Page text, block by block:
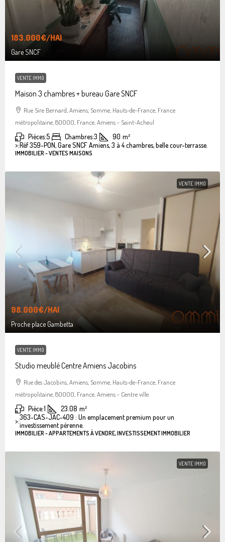
183.000€/HAI
Gare SNCF
VENTE IMMO
Maison 3 chambres + bureau Gare SNCF
Rue Sire Bernard, Amiens, Somme, Hauts-de-France, France
métropolitaine, 80000, France, Amiens - Saint-Acheul
Pièces:5 Chambres:3 90 m²
>:Réf 359-PON, Gare SNCF Amiens, 3 à 4 chambres, belle cour-terrasse.
IMMOBILIER - VENTES MAISONS
VENTE IMMO
98.000€/HAI
Proche place Gambetta
VENTE IMMO
Studio meublé Centre Amiens Jacobins
Rue des Jacobins, Amiens, Somme, Hauts-de-France, France
métropolitaine, 80000, France, Amiens - Centre ville
Pièce:1 23.08 m²
>:363-CAS-JAC-409 : Un emplacement premium pour un
investissement pérenne.
IMMOBILIER - APPARTEMENTS À VENDRE, INVESTISSEMENT IMMOBILIER
VENTE IMMO